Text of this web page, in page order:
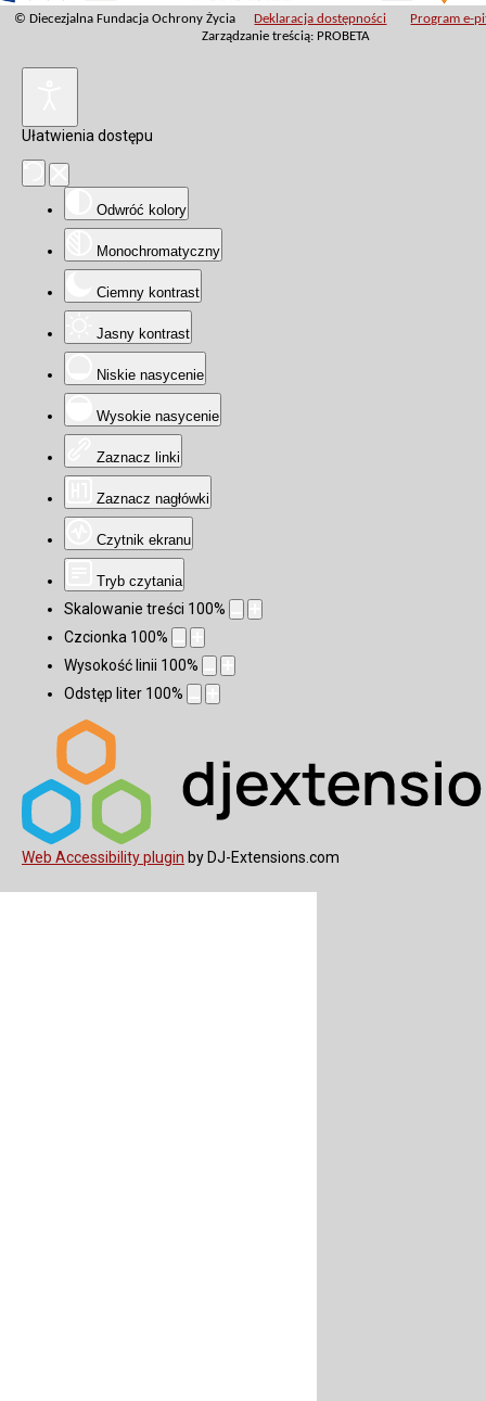
© Diecezjalna Fundacja Ochrony Życia Deklaracja dostępności
Program e-
Zarządzanie treścią: PROBETA
Ułatwienia dostępu
Odwróć kolory
Monochromatyczny
Ciemny kontrast
Jasny kontrast
Niskie nasycenie
Wysokie nasycenie
Zaznacz linki
Zaznacz nagłówki
Czytnik ekranu
Tryb czytania
Skalowanie treści 100%
Czcionka 100%
Wysokość linii 100%
Odstęp liter 100%
Web Accessibility plugin by DJ-Extensions.com